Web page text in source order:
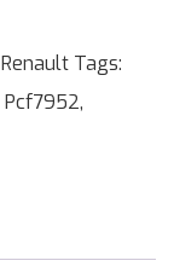
Renault Tags:
Pcf7952,